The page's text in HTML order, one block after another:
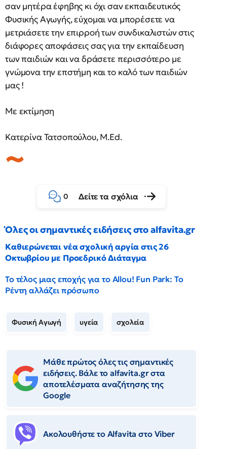
σαν μητέρα έφηβης κι όχι σαν εκπαιδευτικός
Φυσικής Αγωγής, εύχομαι να μπορέσετε να
μετριάσετε την επιρροή των συνδικαλιστών στις
διάφορες αποφάσεις σας για την εκπαίδευση
των παιδιών και να δράσετε περισσότερο με
γνώμονα την επστήμη και το καλό των παιδιών
μας !
Με εκτίμηση
Κατερίνα Τατσοπούλου, M.Ed.
0 Δείτε τα σχόλια
Όλες οι σημαντικές ειδήσεις στο alfavita.gr
Καθιερώνεται νέα σχολική αργία στις 26
Οκτωβρίου με Προεδρικό Διάταγμα
Το τέλος μιας εποχής για το Allou! Fun Park: Το
Ρέντη αλλάζει πρόσωπο
Φυσική Αγωγή υγεία σχολεία
Μάθε πρώτος όλες τις σημαντικές
ειδήσεις. Βάλε το alfavita.gr στα
αποτελέσματα αναζήτησης της
Google
Ακολουθήστε το Αlfavita στο Viber